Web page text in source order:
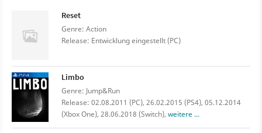
Reset
Genre: Action
Release: Entwicklung eingestellt (PC)
Limbo
Genre: Jump&Run
Release: 02.08.2011 (PC), 26.02.2015 (PS4), 05.12.2014
(Xbox One), 28.06.2018 (Switch), weitere ...